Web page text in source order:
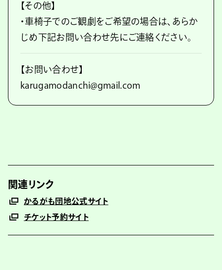
【その他】
・車椅子でのご観劇をご希望の場合は、あらか
じめ下記お問い合わせ先にご連絡ください。
【お問い合わせ】
karugamodanchi@gmail.com
関連リンク
かるがも団地公式サイト
チケット予約サイト